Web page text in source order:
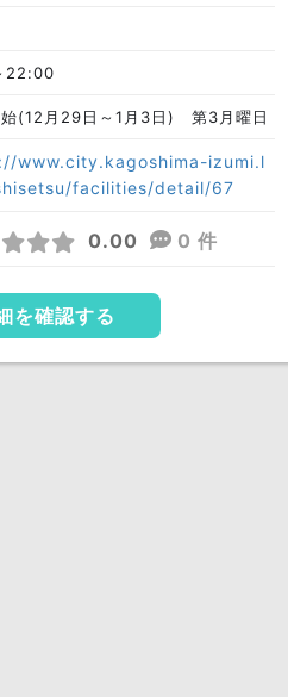
22:00
始(12月29日～1月3日) 第3月曜日
www.city.kagoshima-izumi.l
facilities/detail/67
0.00 0 件
を確認する